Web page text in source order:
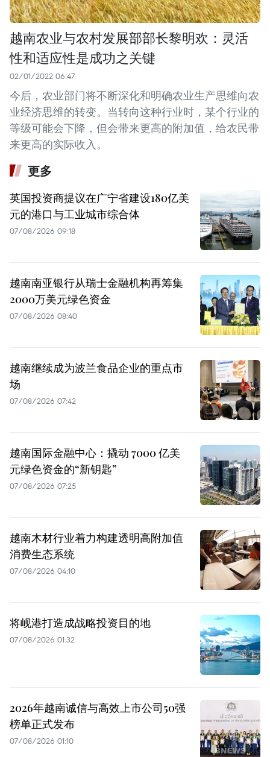
越南农业与农村发展部部长黎明欢：灵活
性和适应性是成功之关键
02/01/2022 06:47
今后，农业部门将不断深化和明确农业生产思维向农
业经济思维的转变。当转向这种行业时，某个行业的
等级可能会下降，但会带来更高的附加值，给农民带
来更高的实际收入。
更多
英国投资商提议在广宁省建设180亿美
元的港口与工业城市综合体
07/08/2026 09:18
越南南亚银行从瑞士金融机构再筹集
2000万美元绿色资金
07/08/2026 08:40
越南继续成为波兰食品企业的重点市
场
07/08/2026 07:42
越南国际金融中心：撬动 7000 亿美
元绿色资金的“新钥匙”
07/08/2026 07:25
越南木材行业着力构建透明高附加值
消费生态系统
07/08/2026 04:10
将岘港打造成战略投资目的地
07/08/2026 01:32
2026年越南诚信与高效上市公司50强
榜单正式发布
07/08/2026 01:10